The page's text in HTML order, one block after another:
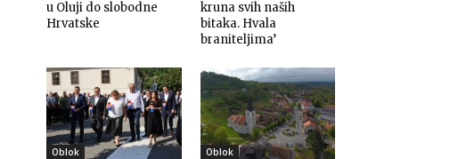
u Oluji do slobodne
Hrvatske
kruna svih naših
bitaka. Hvala
braniteljima’
Oblok Oblok